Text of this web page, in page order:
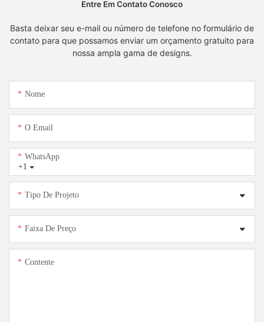
Entre Em Contato Conosco
Basta deixar seu e-mail ou número de telefone no formulário de
contato para que possamos enviar um orçamento gratuito para
nossa ampla gama de designs.
Nome
O Email
+1
WhatsApp
Tipo De Projeto
Faixa De Preço
Contente